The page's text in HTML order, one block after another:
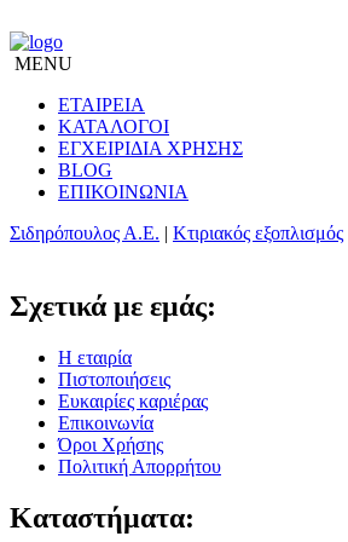
MENU
ΕΤΑΙΡΕΙΑ
ΚΑΤΑΛΟΓΟΙ
ΕΓΧΕΙΡΙΔΙΑ ΧΡΗΣΗΣ
BLOG
ΕΠΙΚΟΙΝΩΝΙΑ
Σιδηρόπουλος Α.Ε. | Κτιριακός εξοπλισμός
Σχετικά με εμάς:
Η εταιρία
Πιστοποιήσεις
Ευκαιρίες καριέρας
Επικοινωνία
Όροι Χρήσης
Πολιτική Απορρήτου
Καταστήματα: